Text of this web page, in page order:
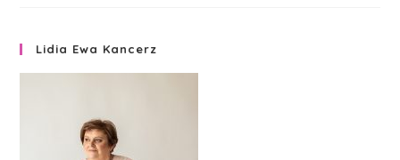
Lidia Ewa Kancerz